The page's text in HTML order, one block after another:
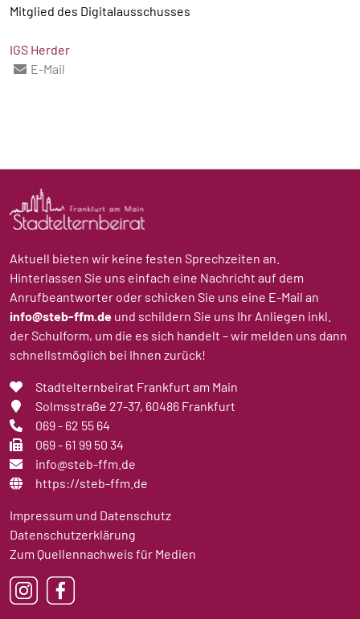
Mitglied des Digitalausschusses
IGS Herder
E-Mail
Aktuell bieten wir keine festen Sprechzeiten an.
Hinterlassen Sie uns einfach eine Nachricht auf dem
Anrufbeantworter oder schicken Sie uns eine E-Mail an
info@steb-ffm.de und schildern Sie uns Ihr Anliegen inkl.
der Schulform, um die es sich handelt – wir melden uns dann
schnellstmöglich bei Ihnen zurück!
Stadtelternbeirat Frankfurt am Main
Solmsstraße 27-37, 60486 Frankfurt
069 - 62 55 64
069 - 61 99 50 34
info@steb-ffm.de
https://steb-ffm.de
Impressum und Datenschutz
Datenschutzerklärung
Zum Quellennachweis für Medien